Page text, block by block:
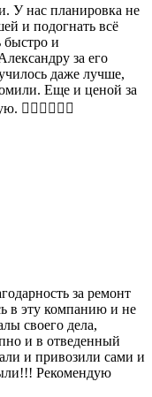
У нас планировка не
и подогнать всё
быстро и
за его
даже лучше,
Еще и ценой за
за ремонт
в эту компанию и не
своего дела,
и в отведенный
и привозили сами и
Рекомендую